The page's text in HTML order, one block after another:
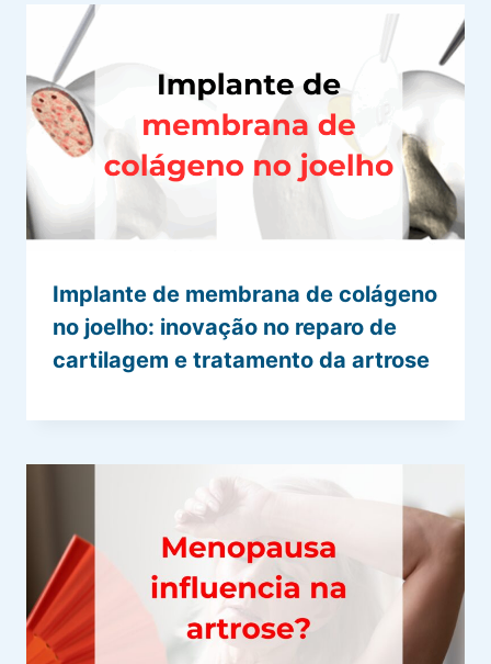
Implante de membrana de colágeno
no joelho: inovação no reparo de
cartilagem e tratamento da artrose